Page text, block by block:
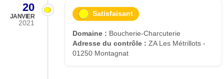
20
JANVIER
2021
Satisfaisant
Domaine : Boucherie-Charcuterie
Adresse du contrôle : ZA Les Métrillots -
01250 Montagnat